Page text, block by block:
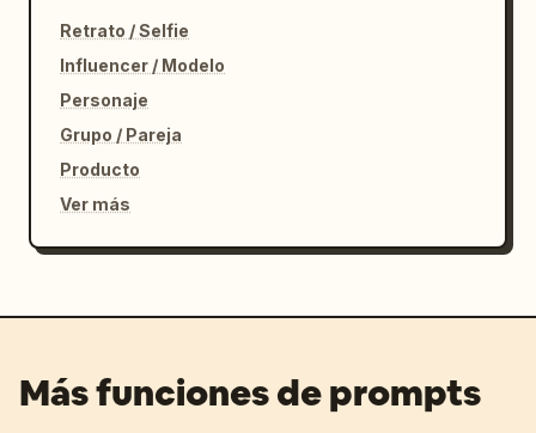
Retrato / Selfie
Influencer / Modelo
Personaje
Grupo / Pareja
Producto
Ver más
Más funciones de prompts